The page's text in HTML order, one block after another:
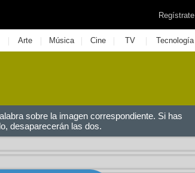
Regístrate
| Arte | Música | Cine | TV | Tecnología
sobre la imagen correspondiente. Si has
desaparecerán las dos.